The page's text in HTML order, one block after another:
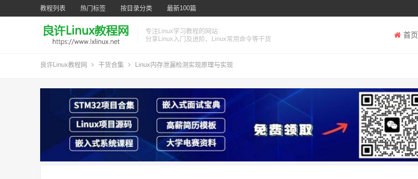
教程列表 热门标签 按目录分类 最新100篇
专注Linux学习教程的网站
分享Linux入门及进阶、Linux常用命令等干货
首页
良许Linux教程网 干货合集 Linux内存泄漏检测实现原理与实现